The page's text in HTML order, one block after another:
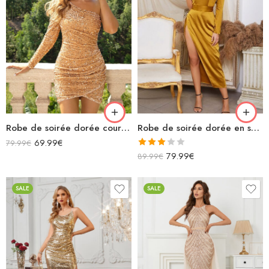
Robe de soirée dorée courte asymétrique manche longue à paillettes
79.99€ 69.99€
Robe de soirée dorée en satin longue bustier fendue
Note
sur 5
89.99€ 79.99€
SALE SALE